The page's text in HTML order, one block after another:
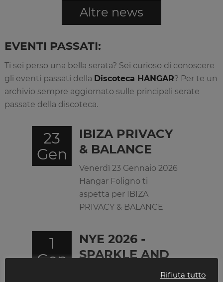
Altre news
EVENTI PASSATI:
Ti sei perso una bella serata? Sei curioso di conoscere
gli eventi passati della Discoteca HANGAR? Per te un
archivio sempre aggiornato sulle principali serate
passate della discoteca.
23
Gen
IBIZA PRIVACY
& BALANCE
Venerdì 23 Gennaio 2026
Hangar Foligno ti
aspetta per IBIZA
PRIVACY & BALANCE
1
Gen
NYE 2026 -
SPARKLE AND
Rifiuta tutto